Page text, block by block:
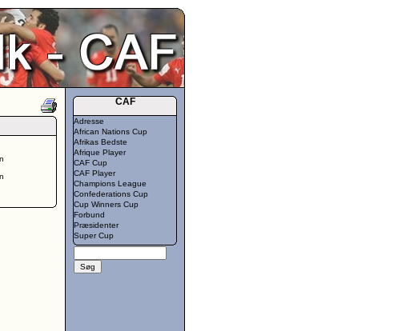
CAF
Adresse
African Nations Cup
Afrikas Bedste
Afrique Player
CAF Cup
CAF Player
Champions League
Confederations Cup
Cup Winners Cup
Forbund
Præsidenter
Super Cup